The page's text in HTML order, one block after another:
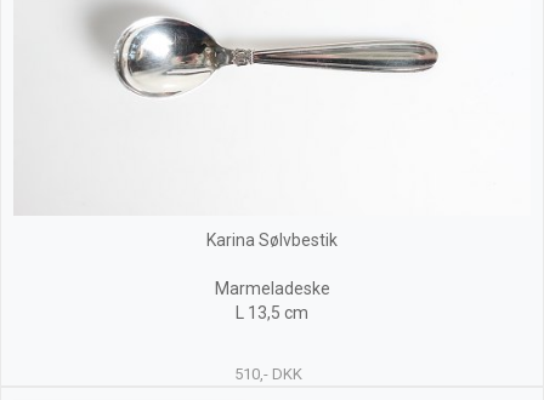
Karina Sølvbestik
Marmeladeske
L 13,5 cm
510,- DKK